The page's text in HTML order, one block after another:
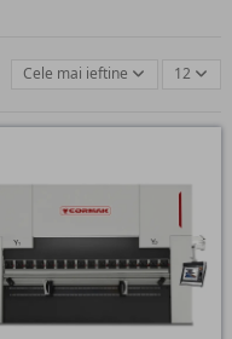
Cele mai ieftine 12